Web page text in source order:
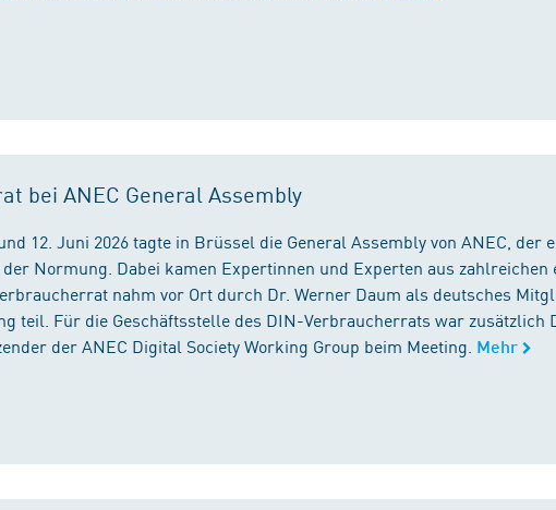
bei ANEC General Assembly
12. Juni 2026 tagte in Brüssel die General Assembly von ANEC, der
Normung. Dabei kamen Expertinnen und Experten aus zahlreichen
nahm vor Ort durch Dr. Werner Daum als deutsches
teil. Für die Geschäftsstelle des DIN-Verbraucherrats war zusätzlich
der ANEC Digital Society Working Group beim Meeting. Mehr